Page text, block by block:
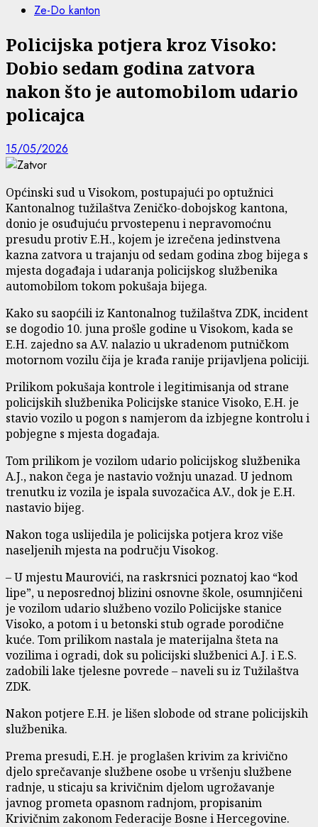
Ze-Do kanton
Policijska potjera kroz Visoko:
Dobio sedam godina zatvora
nakon što je automobilom udario
policajca
15/05/2026
Općinski sud u Visokom, postupajući po optužnici
Kantonalnog tužilaštva Zeničko-dobojskog kantona,
donio je osuđujuću prvostepenu i nepravomoćnu
presudu protiv E.H., kojem je izrečena jedinstvena
kazna zatvora u trajanju od sedam godina zbog bijega s
mjesta događaja i udaranja policijskog službenika
automobilom tokom pokušaja bijega.
Kako su saopćili iz Kantonalnog tužilaštva ZDK, incident
se dogodio 10. juna prošle godine u Visokom, kada se
E.H. zajedno sa A.V. nalazio u ukradenom putničkom
motornom vozilu čija je krađa ranije prijavljena policiji.
Prilikom pokušaja kontrole i legitimisanja od strane
policijskih službenika Policijske stanice Visoko, E.H. je
stavio vozilo u pogon s namjerom da izbjegne kontrolu i
pobjegne s mjesta događaja.
Tom prilikom je vozilom udario policijskog službenika
A.J., nakon čega je nastavio vožnju unazad. U jednom
trenutku iz vozila je ispala suvozačica A.V., dok je E.H.
nastavio bijeg.
Nakon toga uslijedila je policijska potjera kroz više
naseljenih mjesta na području Visokog.
– U mjestu Maurovići, na raskrsnici poznatoj kao “kod
lipe”, u neposrednoj blizini osnovne škole, osumnjičeni
je vozilom udario službeno vozilo Policijske stanice
Visoko, a potom i u betonski stub ograde porodične
kuće. Tom prilikom nastala je materijalna šteta na
vozilima i ogradi, dok su policijski službenici A.J. i E.S.
zadobili lake tjelesne povrede – naveli su iz Tužilaštva
ZDK.
Nakon potjere E.H. je lišen slobode od strane policijskih
službenika.
Prema presudi, E.H. je proglašen krivim za krivično
djelo sprečavanje službene osobe u vršenju službene
radnje, u sticaju sa krivičnim djelom ugrožavanje
javnog prometa opasnom radnjom, propisanim
Krivičnim zakonom Federacije Bosne i Hercegovine.